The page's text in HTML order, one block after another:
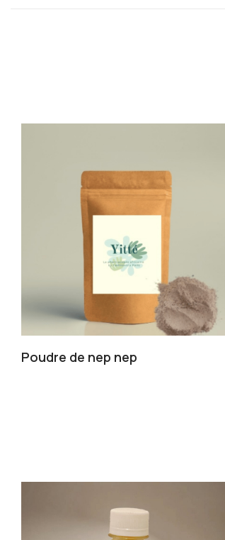
Poudre de nep nep